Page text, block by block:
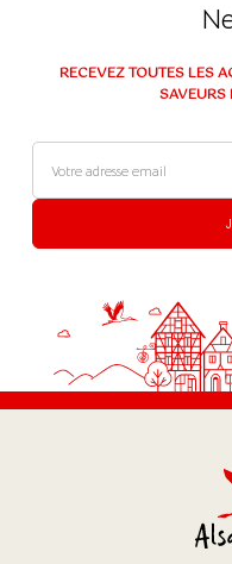
RECEVEZ TOUTES LES
SAVEURS